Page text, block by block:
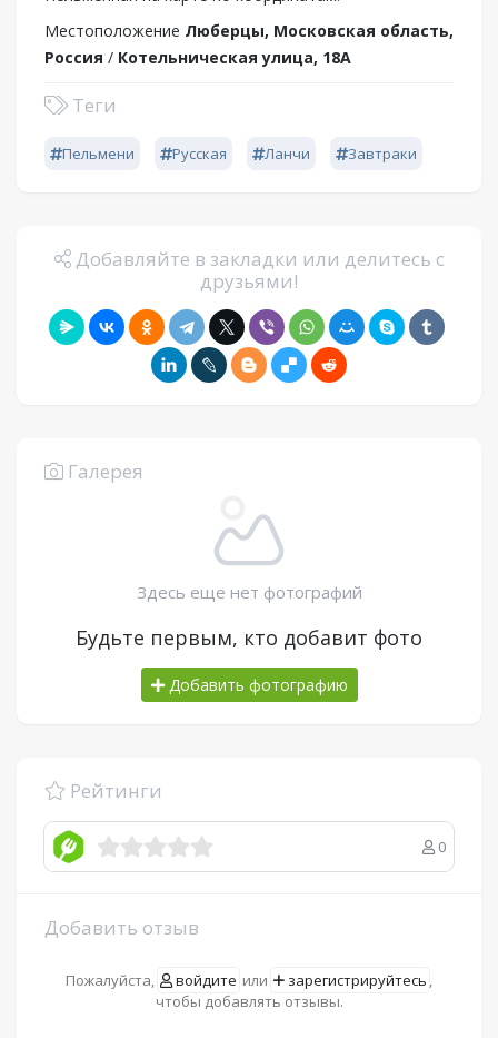
Местоположение Люберцы, Московская область,
Россия / Котельническая улица, 18А
Теги
Пельмени Русская Ланчи Завтраки
Добавляйте в закладки или делитесь с
друзьями!
Галерея
Здесь еще нет фотографий
Будьте первым, кто добавит фото
Добавить фотографию
Рейтинги
0
Добавить отзыв
Пожалуйста, войдите или зарегистрируйтесь ,
чтобы добавлять отзывы.